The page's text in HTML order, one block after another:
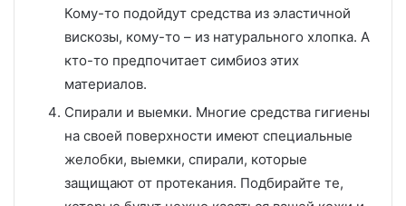
Кому-то подойдут средства из эластичной
вискозы, кому-то – из натурального хлопка. А
кто-то предпочитает симбиоз этих
материалов.
Спирали и выемки. Многие средства гигиены
на своей поверхности имеют специальные
желобки, выемки, спирали, которые
защищают от протекания. Подбирайте те,